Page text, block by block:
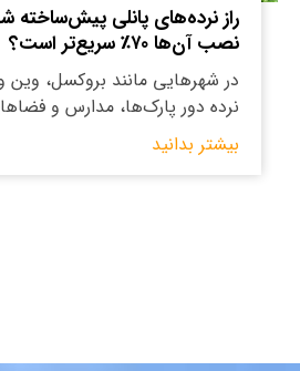
راز نرده‌های پانلی پیش‌ساخته
نصب آن‌ها ۷۰٪ سریع‌تر است؟
در شهرهایی مانند بروکسل،
نرده دور پارک‌ها، مدارس و
بیشتر بدانید